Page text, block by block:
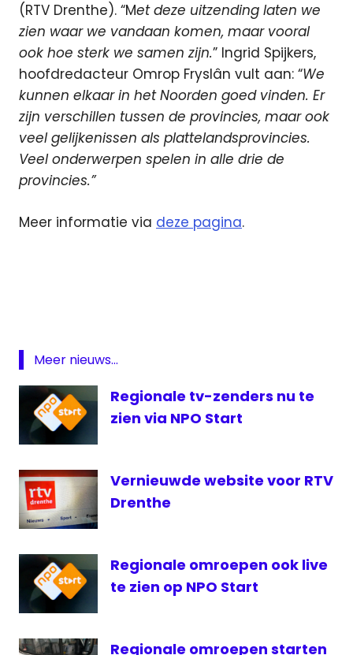
(RTV Drenthe). “Met deze uitzending laten we
zien waar we vandaan komen, maar vooral
ook hoe sterk we samen zijn.” Ingrid Spijkers,
hoofdredacteur Omrop Fryslân vult aan: “We
kunnen elkaar in het Noorden goed vinden. Er
zijn verschillen tussen de provincies, maar ook
veel gelijkenissen als plattelandsprovincies.
Veel onderwerpen spelen in alle drie de
provincies.”
Meer informatie via deze pagina.
Drenthe
RTV
Noord
80
Meer nieuws...
Regionale tv-zenders nu te
zien via NPO Start
Vernieuwde website voor RTV
Drenthe
Regionale omroepen ook live
te zien op NPO Start
Regionale omroepen starten